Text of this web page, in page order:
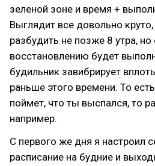
зеленой зоне и время +
Выглядит все довольно
разбудить не позже 8 утра, но
восстановлению будет
будильник завибрирует
раньше этого времени. То
поймет, что ты выспался, то
например.
С первого же дня я настроил
расписание на будние и